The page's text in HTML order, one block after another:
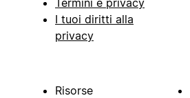
I tuoi diritti alla
privacy
Risorse